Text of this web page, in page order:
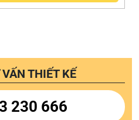
THIẾT KẾ
230 666